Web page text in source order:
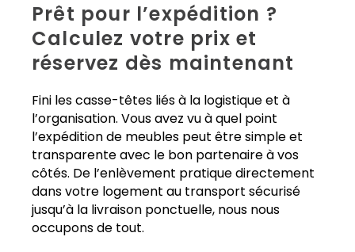
Prêt pour l’expédition ?
Calculez votre prix et
réservez dès maintenant
Fini les casse-têtes liés à la logistique et à
l’organisation. Vous avez vu à quel point
l’expédition de meubles peut être simple et
transparente avec le bon partenaire à vos
côtés. De l’enlèvement pratique directement
dans votre logement au transport sécurisé
jusqu’à la livraison ponctuelle, nous nous
occupons de tout.